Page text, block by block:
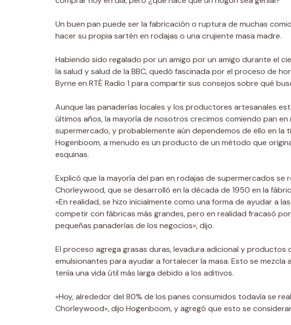
Un buen pan puede ser la fabricación o ruptura de muchas
hacer su propia sartén en rodajas o una crujiente masa madre.
Habiendo sido regalado por un amigo por un amigo durante el
la salud y salud de la BBC, quedó fascinada por el proceso de
Byrne en RTÉ Radio 1 para compartir sus consejos sobre qué
Aunque las panaderías locales y los productores artesanales
últimos años, la mayoría de nosotros crecimos comiendo pan
supermercado, y probablemente aún dependemos de ello en la
Hogenboom, a menudo es un producto de un método que
esquinas.
Explicó que la mayoría del pan en rodajas de supermercados se
Chorleywood, que se desarrolló en la década de 1950 en la
«En realidad, se hizo inicialmente como una forma de ayudar a
competir con fábricas más grandes, pero en realidad fracasó
pequeñas panaderías de los negocios», dijo.
El proceso agrega grasas duras, levadura adicional y productos
emulsionantes para ayudar a fortalecer la masa. Esto se mezcla
tenía una vida útil más larga debido a los aditivos.
«Hoy, alrededor del 80% de los panes consumidos todavía se
Chorleywood», dijo Hogenboom, y agregó que esto se